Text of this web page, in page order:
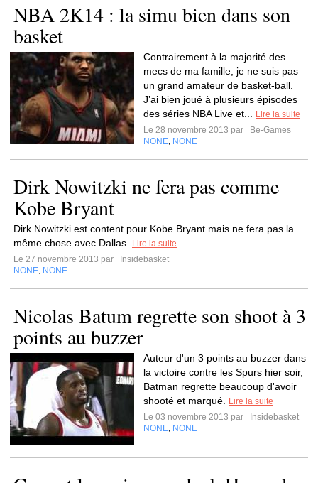
NBA 2K14 : la simu bien dans son
basket
Contrairement à la majorité des
mecs de ma famille, je ne suis pas
un grand amateur de basket-ball.
J’ai bien joué à plusieurs épisodes
des séries NBA Live et...
Lire la suite
Le 28 novembre 2013 par
Be-Games
NONE NONE
Dirk Nowitzki ne fera pas comme
Kobe Bryant
Dirk Nowitzki est content pour Kobe Bryant mais ne fera pas la
même chose avec Dallas.
Lire la suite
Le 27 novembre 2013 par
Insidebasket
NONE NONE
Nicolas Batum regrette son shoot à 3
points au buzzer
Auteur d'un 3 points au buzzer dans
la victoire contre les Spurs hier soir,
Batman regrette beaucoup d'avoir
shooté et marqué.
Lire la suite
Le 03 novembre 2013 par
Insidebasket
NONE NONE